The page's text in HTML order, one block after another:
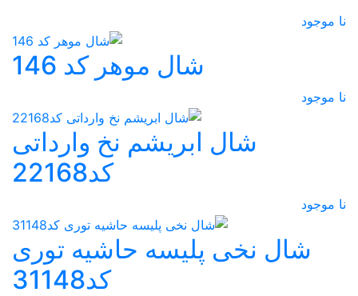
نا موجود
شال موهر کد 146
نا موجود
شال ابریشم نخ وارداتی
کد22168
نا موجود
شال نخی پلیسه حاشیه توری
کد31148